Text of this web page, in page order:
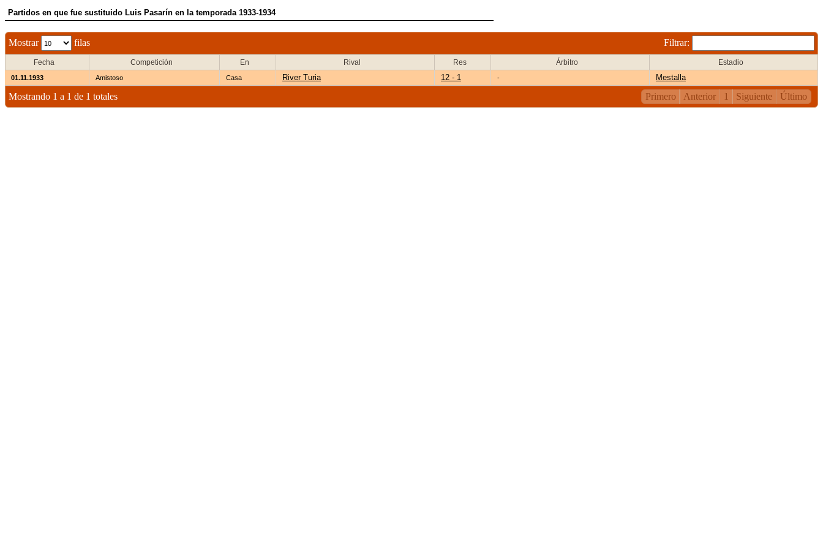
Partidos en que fue sustituido Luis Pasarín en la temporada 1933-1934
Mostrar filas Filtrar:
Fecha Competición En Rival Res Árbitro Estadio
01.11.1933 Amistoso Casa River Turia 12 - 1 - Mestalla
Mostrando 1 a 1 de 1 totales Primero Anterior 1 Siguiente Último